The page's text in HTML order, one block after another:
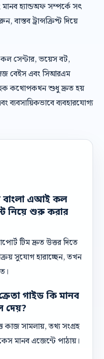
হ্যান্ডঅফ সম্পর্কে সৎ
ট্রান্সক্রিপ্ট দিয়ে
সেন্টার, ভয়েস বট,
বেইস এবং সিআরএম
কথোপকথন শুধু দ্রুত হয়
ব্যবসায়িকভাবে ব্যবহারযোগ্য
বাংলা এআই কল
নিয়ে শুরু করার
টিম দ্রুত উত্তর দিতে
সুযোগ হারাচ্ছেন, তখন
গাইড কি মানব
দেয়?
কাজ সামলায়, তথ্য সংগ্রহ
মানব এজেন্টে পাঠায়।